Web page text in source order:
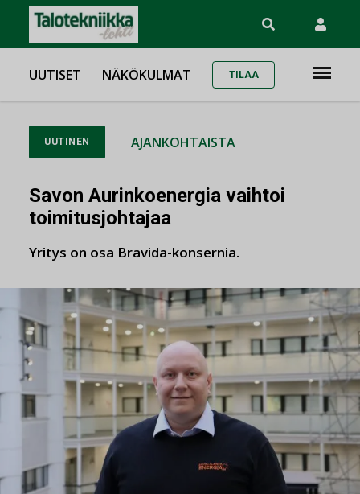
UUTISET NÄKÖKULMAT TILAA
UUTINEN AJANKOHTAISTA
Savon Aurinkoenergia vaihtoi
toimitusjohtajaa
Yritys on osa Bravida-konsernia.